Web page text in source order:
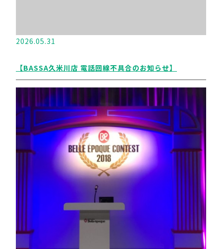
2026.05.31
【BASSA久米川店 電話回線不具合のお知らせ】